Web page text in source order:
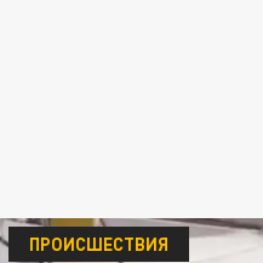
ПРОИСШЕСТВИЯ